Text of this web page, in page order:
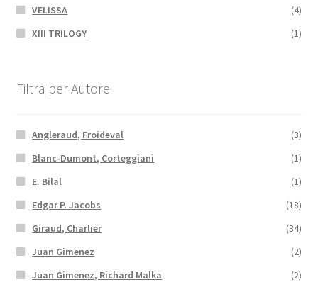
VELISSA
(4)
XIII TRILOGY
(1)
Filtra per Autore
Angleraud, Froideval
(3)
Blanc-Dumont, Corteggiani
(1)
E. Bilal
(1)
Edgar P. Jacobs
(18)
Giraud, Charlier
(34)
Juan Gimenez
(2)
Juan Gimenez, Richard Malka
(2)